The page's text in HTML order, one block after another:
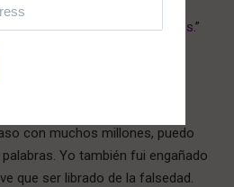
Me doy cuenta de que tu
por la Palabra de Dios.”
de ser expuesto y
dice ser piadoso, y de
falso evangelio con “otro
con muchos millones, puedo
Yo también fui engañado
que ser librado de la falsedad.